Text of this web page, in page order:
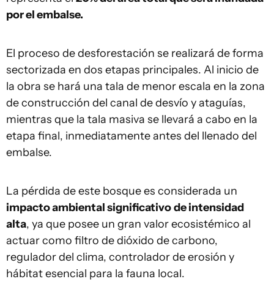
por el embalse.
El proceso de desforestación se realizará de forma
sectorizada en dos etapas principales. Al inicio de
la obra se hará una tala de menor escala en la zona
de construcción del canal de desvío y ataguías,
mientras que la tala masiva se llevará a cabo en la
etapa final, inmediatamente antes del llenado del
embalse.
La pérdida de este bosque es considerada un
impacto ambiental significativode intensidad
alta, ya que posee un gran valor ecosistémico al
actuar como filtro de dióxido de carbono,
regulador del clima, controlador de erosión y
hábitat esencial para la fauna local.